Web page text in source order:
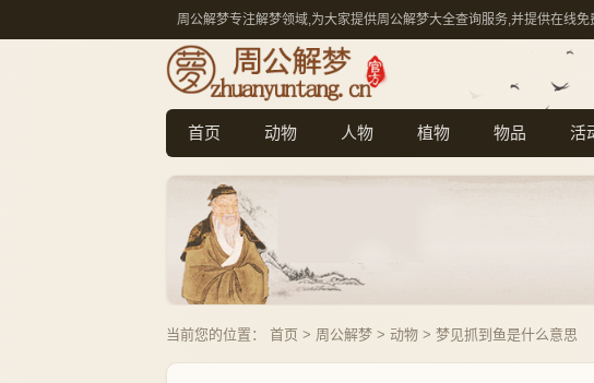
周公解梦专注解梦领域,为大家提供周公解梦大全查询服务,并提供在线免
首页 动物 人物 植物 物品 活
当前您的位置： 首页 > 周公解梦 > 动物 > 梦见抓到鱼是什么意思